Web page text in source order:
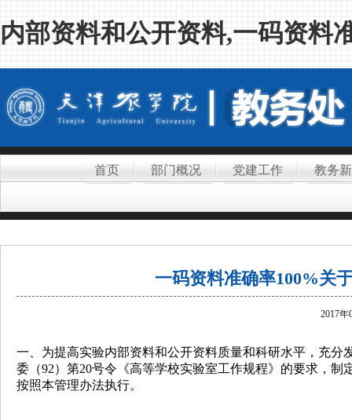
内部资料和公开资料,一码资料
首页 部门概况 党建工作 教务
一码资料准确率100%关于建
2017年
一、为提高实验内部资料和公开资料质量和科研水平，充
委（92）第20号令《高等学校实验室工作规程》的要求，制定本管
按照本管理办法执行。